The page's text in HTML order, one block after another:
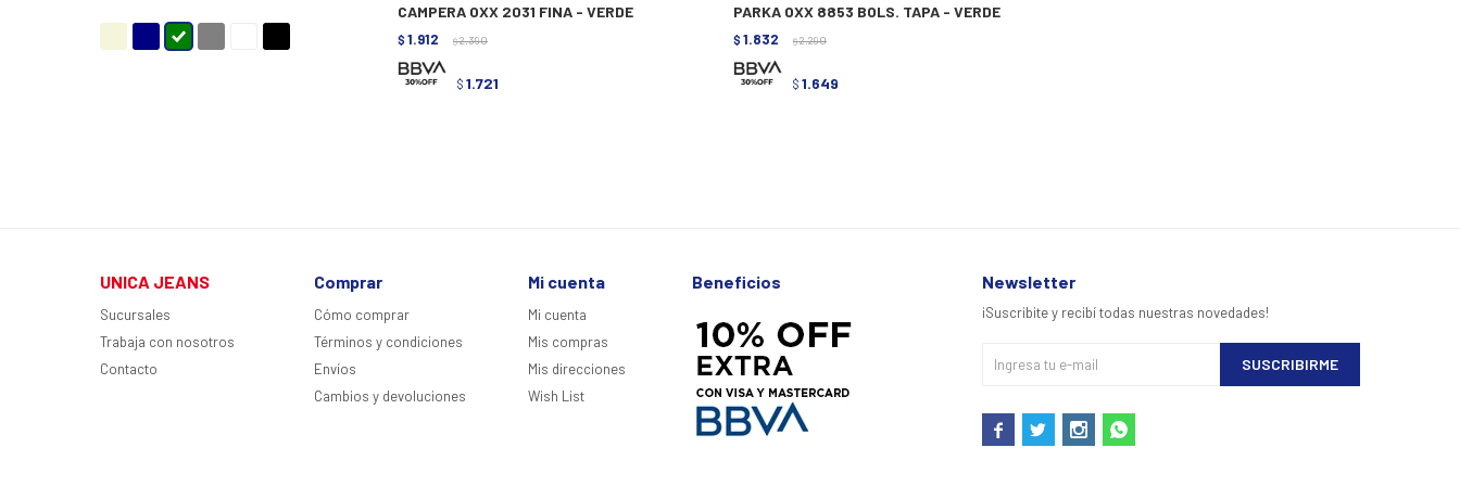
CAMPERA OXX 2031 FINA - VERDE
$ 1.912 $ 2.390
$ 1.721
PARKA OXX 8853 BOLS. TAPA - VERDE
$ 1.832 $ 2.290
$ 1.649
UNICA JEANS
Sucursales
Trabaja con nosotros
Contacto
Comprar
Cómo comprar
Términos y condiciones
Envíos
Cambios y devoluciones
Mi cuenta
Mi cuenta
Mis compras
Mis direcciones
Wish List
Beneficios Newsletter
¡Suscribite y recibí todas nuestras novedades!
SUSCRIBIRME
   